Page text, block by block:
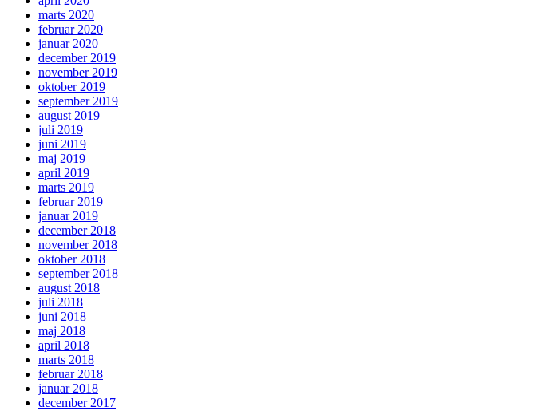
marts 2020
februar 2020
januar 2020
december 2019
november 2019
oktober 2019
september 2019
august 2019
juli 2019
juni 2019
maj 2019
april 2019
marts 2019
februar 2019
januar 2019
december 2018
november 2018
oktober 2018
september 2018
august 2018
juli 2018
juni 2018
maj 2018
april 2018
marts 2018
februar 2018
januar 2018
december 2017